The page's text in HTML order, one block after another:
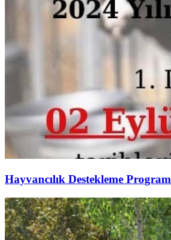
Hayvancılık Destekleme